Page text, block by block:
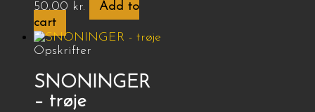
50,00 kr.
Add to
cart
Opskrifter
SNONINGER
– trøje